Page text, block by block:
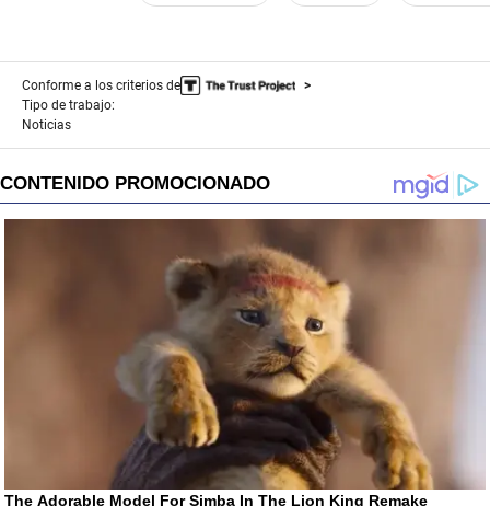
Conforme a los criterios de
Tipo de trabajo:
Noticias